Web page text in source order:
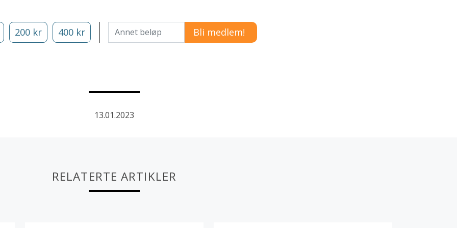
200 kr 400 kr
Annet beløp
13.01.2023
RELATERTE ARTIKLER